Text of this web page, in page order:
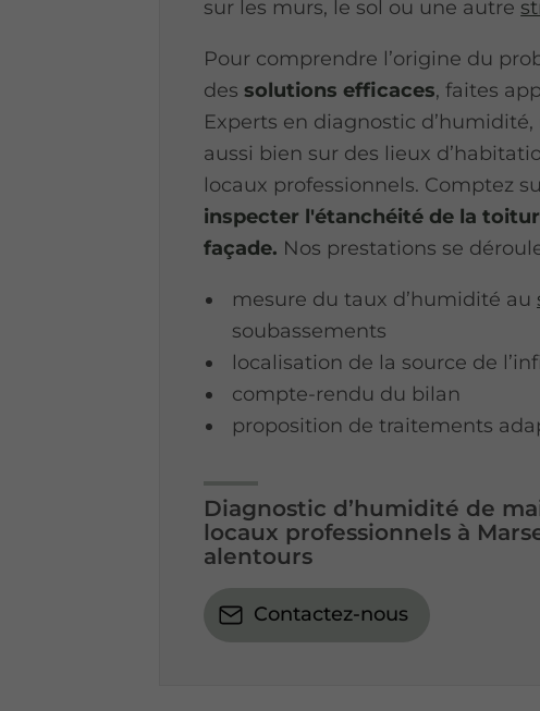
sur les murs, le sol ou une autre
Pour comprendre l’origine du
dessolutions efficaces, faites
Experts en diagnostic
aussi bien sur des lieux
locaux professionnels. Comptez
inspecter l'étanchéité de la
façade. Nos prestations se
mesure du taux d’humidité au
soubassements
localisation de la source de
compte-rendu du bilan
proposition de traitements
Diagnostic d’humidité de
locaux professionnels à
alentours
Contactez-nous